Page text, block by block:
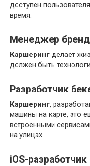
доступен
время.
Менеджер
Каршеринг делает
должен быть
Разработчик
Каршеринг,
машины на карте, это
встроенными
на улицах.
iOS-